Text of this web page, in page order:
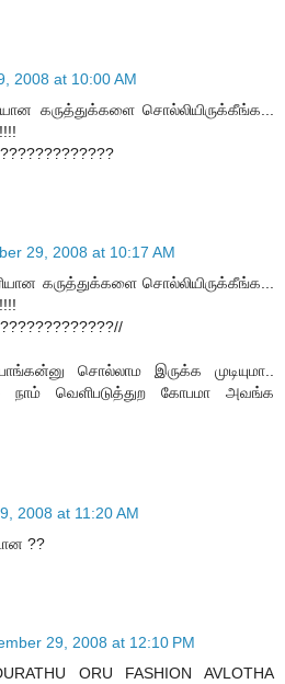
2008 at 10:00 AM
கருத்துக்களை சொல்லியிருக்கீங்க...
29, 2008 at 10:17 AM
கருத்துக்களை சொல்லியிருக்கீங்க...
சொல்லாம இருக்க முடியுமா..
நாம் வெளிபடுத்துற கோபமா அவங்க
2008 at 11:20 AM
??
29, 2008 at 12:10 PM
ORU FASHION AVLOTHA